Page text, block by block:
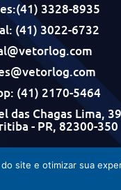
3328-8935
(41) 3022-6732
(41) 2170-5464
das Chagas Lima,
- PR, 82300-350
Vetorlog © Todos os
site e otimizar sua